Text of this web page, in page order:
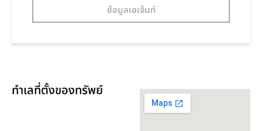
ข้อมูลเอเจ้นท์
ทำเลที่ตั้งของทรัพย์